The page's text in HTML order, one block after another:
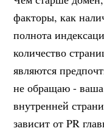
факторы, как
полнота
количество
являются
не обращаю - ваша
внутренней
зависит от PR